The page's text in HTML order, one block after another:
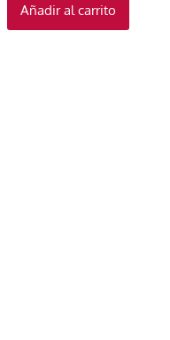
Añadir al carrito